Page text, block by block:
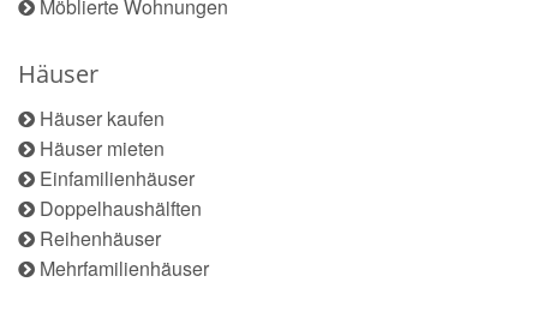
Möblierte Wohnungen
Häuser
Häuser kaufen
Häuser mieten
Einfamilienhäuser
Doppelhaushälften
Reihenhäuser
Mehrfamilienhäuser